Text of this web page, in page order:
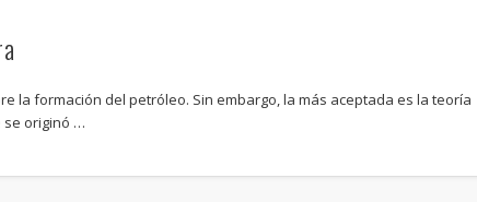
la formación del petróleo. Sin embargo, la más aceptada es la teoría
se originó …